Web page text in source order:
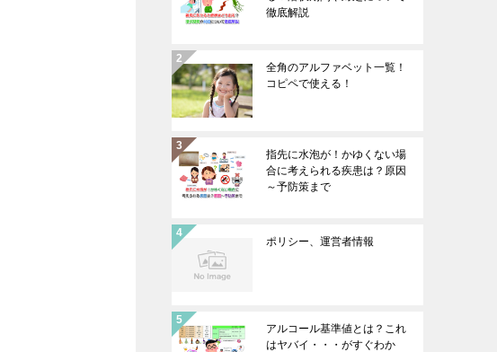
徹底解説
全角のアルファベット一覧！
コピペで使える！
指先に水泡が！かゆくない場
合に考えられる疾患は？原因
～予防策まで
ポリシー、運営者情報
アルコール基準値とは？これ
はヤバイ・・・がすぐわか